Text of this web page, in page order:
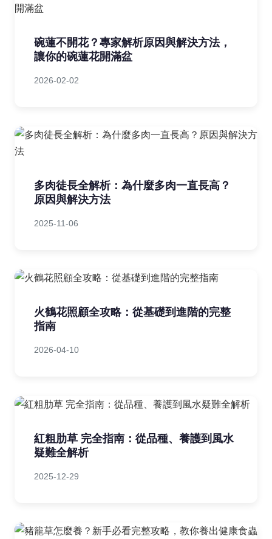
碗蓮不開花？專家解析原因與解決方法，
讓你的碗蓮花開滿盆
2026-02-02
多肉徒長全解析：為什麼多肉一直長高？
原因與解決方法
2025-11-06
火鶴花照顧全攻略：從基礎到進階的完整
指南
2026-04-10
紅粗肋草 完全指南：從品種、養護到風水
疑難全解析
2025-12-29